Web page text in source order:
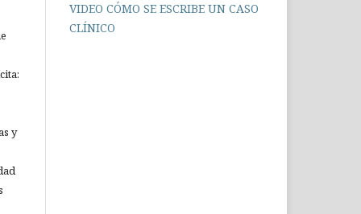
y
VIDEO CÓMO SE ESCRIBE UN CASO
CLÍNICO